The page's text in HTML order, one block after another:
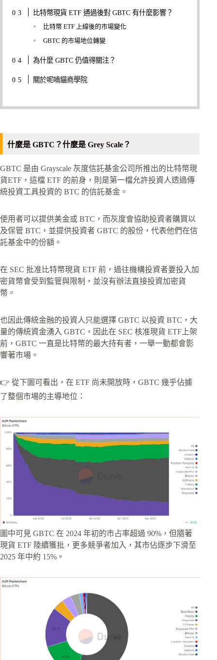
比特幣現貨 ETF 通過後對 GBTC 有什麼影響？
比特幣 ETF 上線後的市場變化
GBTC 的市場地位轉變
為什麼 GBTC 仍值得關注？
關於呢喃貓商學院
什麼是 GBTC？什麼是 Grey Scale？
GBTC 是由 Grayscale 灰度信託基金公司所推出的比特幣現
貨ETF，這檔 ETF 的前身，則是第一檔允許投資人透過傳
統投資工具投資的 BTC 的信託基金。
使用者可以提供美金或 BTC，而灰度會協助投資者購買以
及保管 BTC，並提供投資者 GBTC 的股份，代表他們在信
託基金中的份額。
在 SEC 批准比特幣現貨 ETF 前，過往機構投資者要投入加
密貨幣會受到監管與限制，並沒有辦法直接投資加密貨
幣。
也因此傳統金融的投資人只能選擇 GBTC 以投資 BTC，大
量的傳統資金湧入 GBTC，因此在 SEC 核准現貨 ETF上架
前，GBTC 一直是比特幣的最大持有者，一舉一動都會影
響著市場。
👉 從下圖可看出，在 ETF 尚未開放時，GBTC 幾乎佔據
了整個市場的主導地位：
圖中可見 GBTC 在 2024 年初的市占率超過 90%，但隨著
現貨 ETF 陸續獲批，更多競爭者加入，其市佔逐步下滑至
2025 年中約 15%。